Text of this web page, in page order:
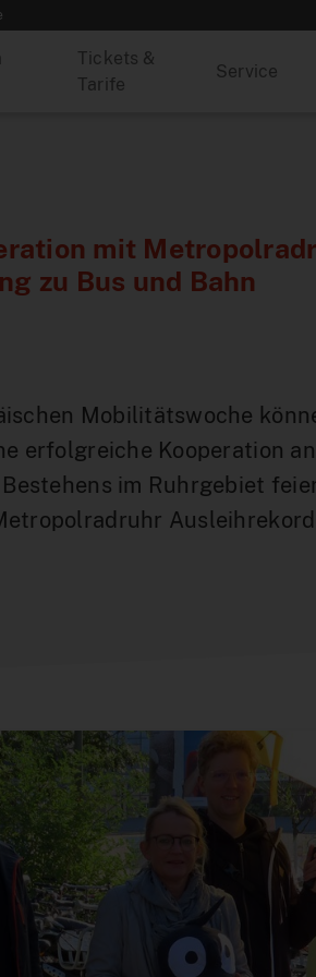
Tickets &
Tarife
Service
mit
zu Bus und Bahn
Mobilitätswoche
erfolgreiche Kooperation
im Ruhrgebiet